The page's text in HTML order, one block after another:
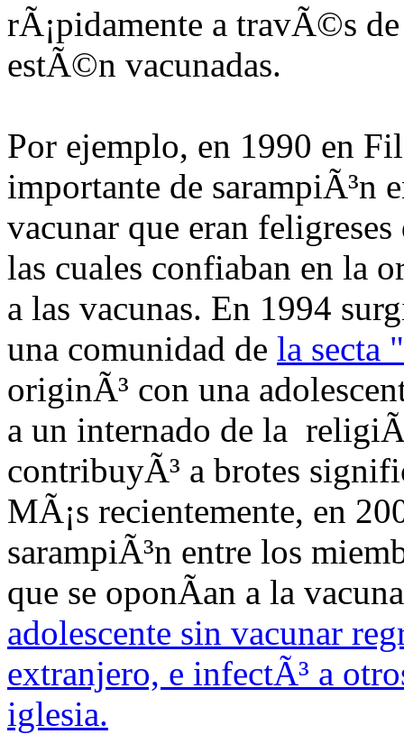
rÃ¡pidamente a travÃ©s
estÃ©n vacunadas.
Por ejemplo, en 1990 en
importante de sarampiÃ³n
vacunar que eran
las cuales confiaban en la
a las vacunas. En 1994
una comunidad de la secta
originÃ³ con una
a un internado de la
contribuyÃ³ a brotes
MÃ¡s recientemente, en
sarampiÃ³n entre los
que se oponÃ­an a la
adolescente sin vacunar
extranjero, e infectÃ³ a
iglesia.